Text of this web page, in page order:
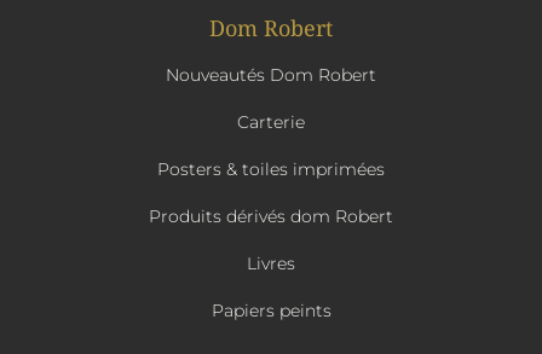
Dom Robert
Nouveautés Dom Robert
Carterie
Posters & toiles imprimées
Produits dérivés dom Robert
Livres
Papiers peints